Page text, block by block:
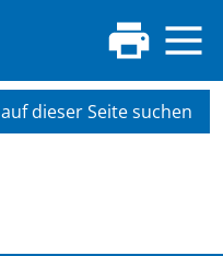
auf dieser Seite suchen